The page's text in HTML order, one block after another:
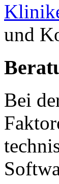
und
Bei